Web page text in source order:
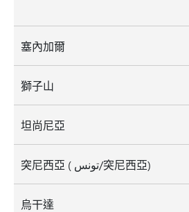
塞內加爾
獅子山
坦尚尼亞
突尼西亞 ( تونس/突尼西亞)
烏干達